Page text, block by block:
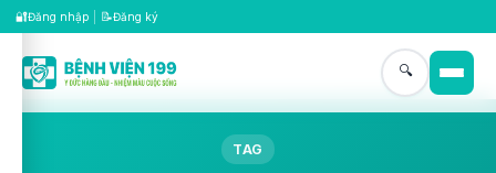
🔐Đăng nhập 📝Đăng ký
🔍
TAG